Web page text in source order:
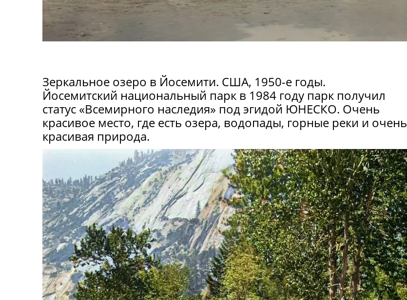
Зеркальное озеро в Йосемити. США, 1950-е годы.
Йосемитский национальный парк в 1984 году парк получил
статус «Всемирного наследия» под эгидой ЮНЕСКО. Очень
красивое место, где есть озера, водопады, горные реки и очень
красивая природа.